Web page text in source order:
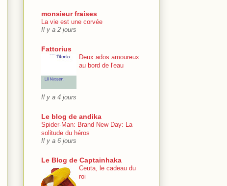
monsieur fraises
La vie est une corvée
Il y a 2 jours
Fattorius
Deux ados amoureux
au bord de l'eau
Il y a 4 jours
Le blog de andika
Spider-Man: Brand New Day: La
solitude du héros
Il y a 6 jours
Le Blog de Captainhaka
Ceuta, le cadeau du
roi